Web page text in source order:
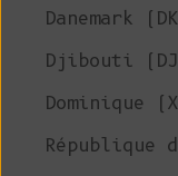
Danemark
Djibouti
Dominique
République